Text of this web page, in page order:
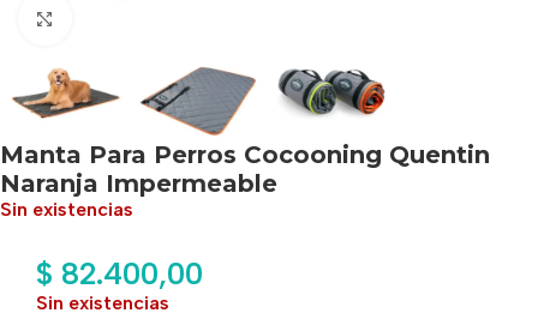
Manta Para Perros Cocooning Quentin
Naranja Impermeable
Sin existencias
$ 82.400,00
Sin existencias